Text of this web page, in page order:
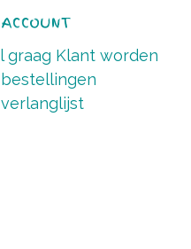
graag Klant worden